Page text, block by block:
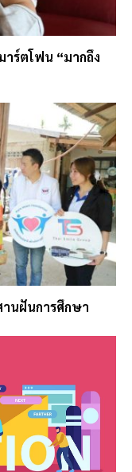
าร์ตโฟน “มากถึง
นฝันการศึกษา